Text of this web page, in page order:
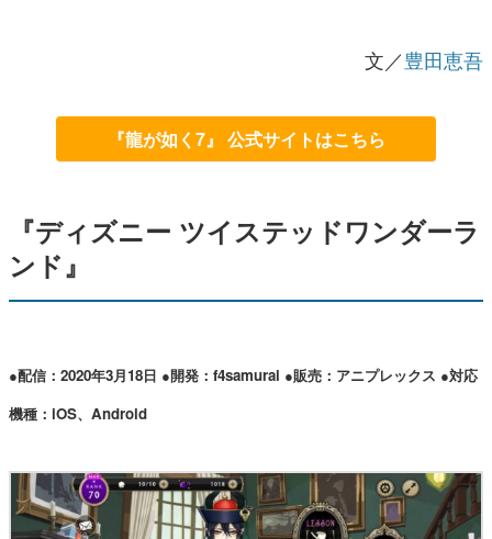
文／豊田恵吾
『龍が如く7』 公式サイトはこちら
『ディズニー ツイステッドワンダーラ
ンド』
●配信：2020年3月18日 ●開発：f4samurai ●販売：アニプレックス ●対応
機種：iOS、Android